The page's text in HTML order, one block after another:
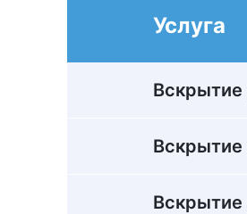
Услуга
Вскрытие
Вскрытие
Вскрытие